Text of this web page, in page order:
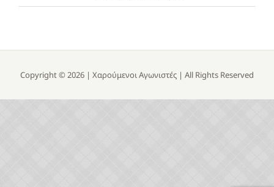
Copyright © 2026 | Χαρούμενοι Αγωνιστές | All Rights Reserved